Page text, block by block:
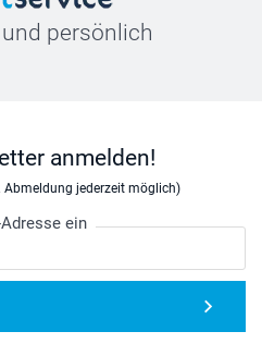
persönlich
anmelden!
jederzeit möglich)
ein